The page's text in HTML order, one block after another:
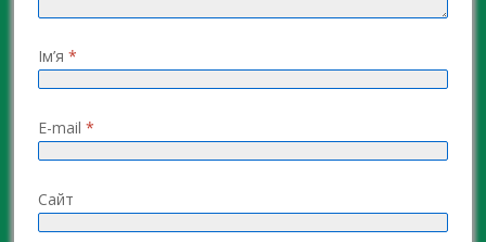
Ім’я *
E-mail *
Сайт